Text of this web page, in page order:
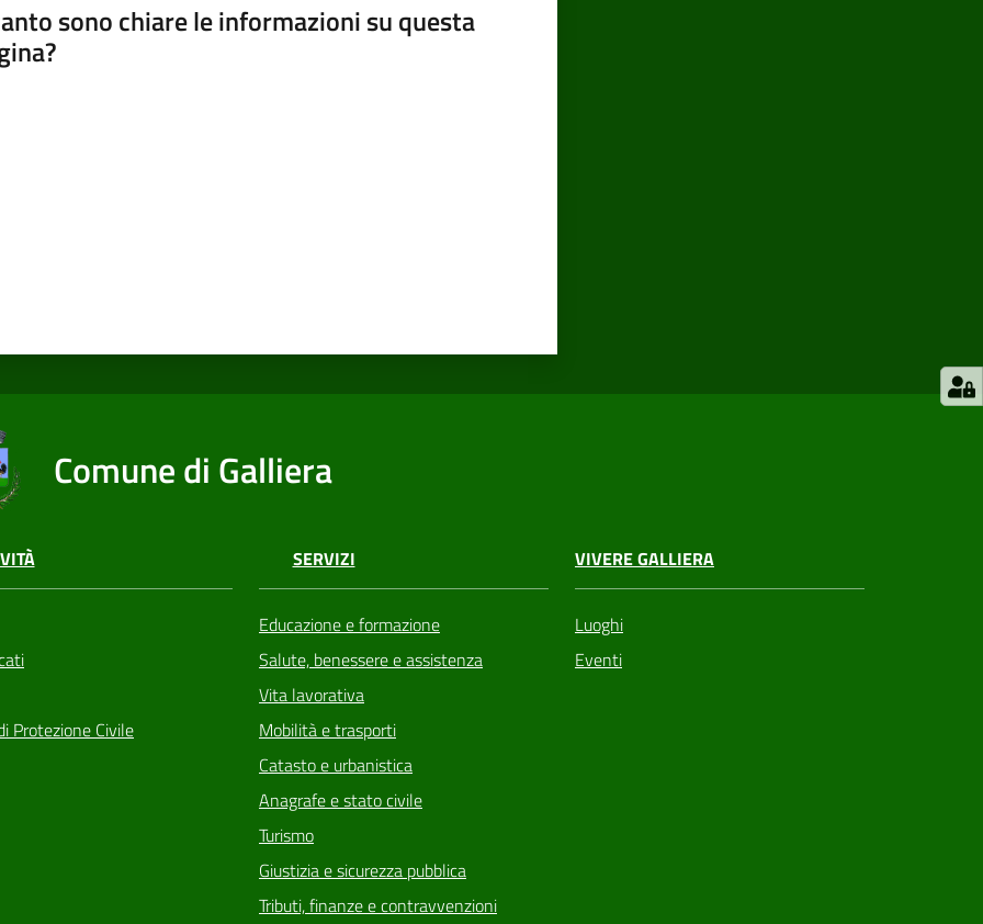
sono chiare le informazioni su questa
Comune di Galliera
Protezione Civile
SERVIZI
Educazione e formazione
Salute, benessere e assistenza
Vita lavorativa
Mobilità e trasporti
Catasto e urbanistica
Anagrafe e stato civile
Turismo
Giustizia e sicurezza pubblica
Tributi, finanze e contravvenzioni
VIVERE GALLIERA
Luoghi
Eventi